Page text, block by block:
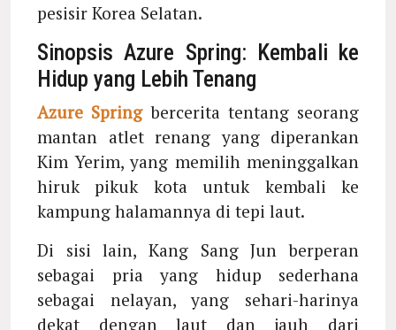
pesisir Korea Selatan.
Sinopsis Azure Spring: Kembali ke
Hidup yang Lebih Tenang
Azure Springbercerita tentang seorang
mantan atlet renang yang diperankan
Kim Yerim, yang memilih meninggalkan
hiruk pikuk kota untuk kembali ke
kampung halamannya di tepi laut.
Di sisi lain, Kang Sang Jun berperan
sebagai pria yang hidup sederhana
sebagai nelayan, yang sehari-harinya
dekat dengan laut dan jauh dari